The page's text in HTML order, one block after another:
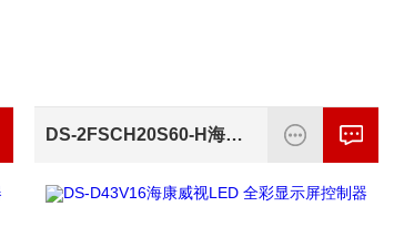
DS-2FSCH20S60-H海康威视三元锂加热版太阳能供电系统配件